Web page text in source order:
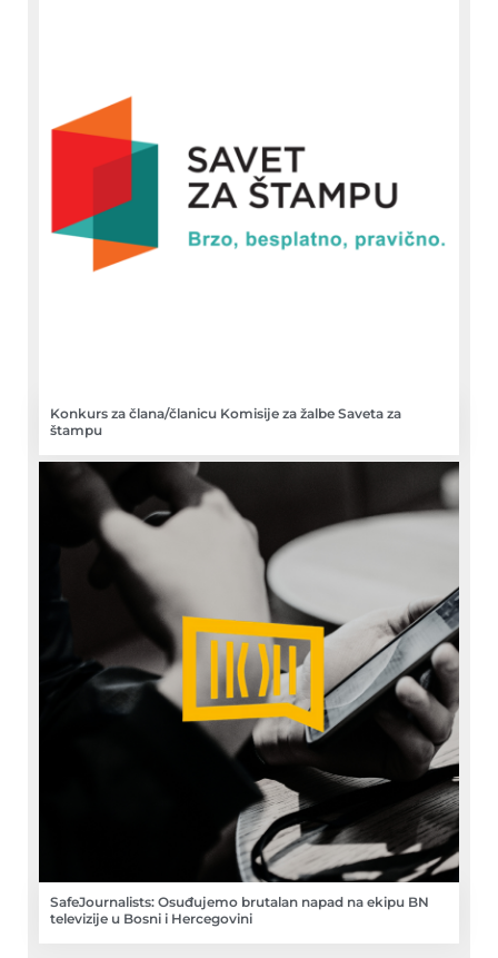
Konkurs za člana/članicu Komisije za žalbe Saveta za
štampu
SafeJournalists: Osuđujemo brutalan napad na ekipu BN
televizije u Bosni i Hercegovini